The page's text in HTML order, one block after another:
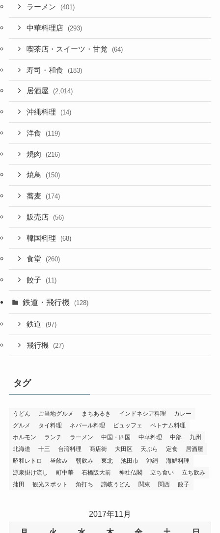
ラーメン (401)
中華料理店 (293)
喫茶店・スイーツ・甘党 (64)
寿司・和食 (183)
居酒屋 (2,014)
沖縄料理 (14)
洋食 (119)
焼肉 (216)
焼鳥 (150)
蕎麦 (174)
販売店 (56)
韓国料理 (68)
食堂 (260)
餃子 (11)
鉄道・飛行機 (128)
鉄道 (97)
飛行機 (27)
タグ
うどん ご当地グルメ まちあるき インドネシア料理
カレー
グルメ
タイ料理 ネパール料理 ビュッフェ
ベトナム料理
ホルモン
ランチ ラーメン 中国・四国 中華料理 中部
九州
北海道
十三 台湾料理 商店街 大田区 天ぷら 定食
居酒屋
昭和レトロ
昼飲み 朝飲み 東北 池田市 沖縄
海鮮料理
源泉掛け流し
町中華 石橋阪大前 神社仏閣 立ち食い
立ち飲み
蒲田
観光スポット 角打ち 讃岐うどん 関東 関西 餃子
2017年11月